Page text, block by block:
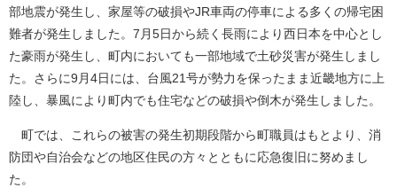
部地震が発生し、家屋等の破損やJR車両の停車による多くの帰宅困
難者が発生しました。7月5日から続く長雨により西日本を中心とし
た豪雨が発生し、町内においても一部地域で土砂災害が発生しまし
た。さらに9月4日には、台風21号が勢力を保ったまま近畿地方に上
陸し、暴風により町内でも住宅などの破損や倒木が発生しました。
町では、これらの被害の発生初期段階から町職員はもとより、消
防団や自治会などの地区住民の方々とともに応急復旧に努めまし
た。